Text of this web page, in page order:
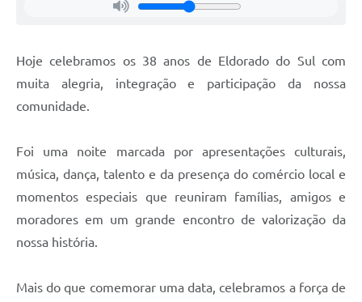
Hoje celebramos os 38 anos de Eldorado do Sul com
muita alegria, integração e participação da nossa
comunidade.
Foi uma noite marcada por apresentações culturais,
música, dança, talento e da presença do comércio local e
momentos especiais que reuniram famílias, amigos e
moradores em um grande encontro de valorização da
nossa história.
Mais do que comemorar uma data, celebramos a força de